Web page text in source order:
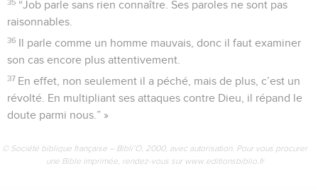
35 “Job parle sans rien connaître. Ses paroles ne sont pas
raisonnables.
36 Il parle comme un homme mauvais, donc il faut examiner
son cas encore plus attentivement.
37 En effet, non seulement il a péché, mais de plus, c’est un
révolté. En multipliant ses attaques contre Dieu, il répand le
doute parmi nous.” »
© Société biblique française – Bibli’O, 2000, avec autorisation. Pour vous procurer
une Bible imprimée, rendez-vous sur www.editionsbiblio.fr